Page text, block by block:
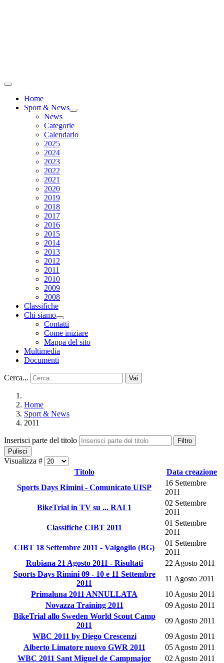
Home
Sport & News
News
Categorie
Calendario
2025
2024
2023
2022
2021
2020
2019
2018
2017
2016
2015
2014
2013
2012
2011
2010
2009
2008
Classifiche
Chi siamo
Contatti
Come iniziare
Mappa del sito
Multimedia
Documenti
Cerca... Vai
Home
Sport & News
2011
Inserisci parte del titolo
Filtro
Pulisci
Visualizza #
Titolo
Data creazione
Sports Days Rimini - Comunicato UISP
16 Settembre
2011
BikeTrial in TV su ... RAI 1
02 Settembre
2011
Classifiche CIBT 2011
01 Settembre
2011
CIBT 18 Settembre 2011 - Valgoglio (BG)
01 Settembre
2011
Rubiana 21 Agosto 2011 - Risultati
22 Agosto 2011
Sports Days Rimini 09 - 10 e 11 Settembre
2011
11 Agosto 2011
Primaluna 2011 ANNULLATA
10 Agosto 2011
Novazza Training 2011
09 Agosto 2011
BikeTrial allo Sweden World Scout Camp
2011
09 Agosto 2011
WBC 2011 by Diego Crescenzi
09 Agosto 2011
Alberto Limatore nuovo GWR 2011
05 Agosto 2011
WBC 2011 Sant Miguel de Campmajor
02 Agosto 2011